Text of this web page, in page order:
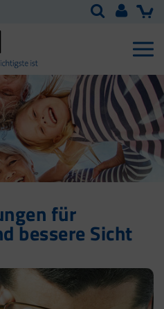
für
bessere Sicht